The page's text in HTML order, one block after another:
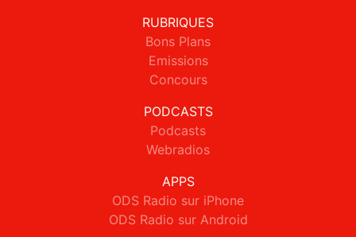
RUBRIQUES
Bons Plans
Emissions
Concours
PODCASTS
Podcasts
Webradios
APPS
ODS Radio sur iPhone
ODS Radio sur Android